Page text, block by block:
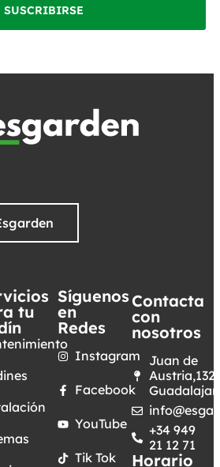
SUSCRIBIRSE
tu
Síguenos
en
Redes
Instagram
Facebook
YouTube
Tik Tok
Contacta
con
nosotros
Juan de
Austria,132.
+34 949
21 12 71
Horario